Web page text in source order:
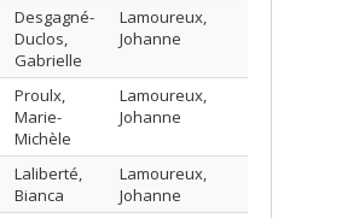
Desgagné-
Duclos,
Gabrielle
Lamoureux,
Johanne
Proulx,
Marie-
Michèle
Lamoureux,
Johanne
Laliberté,
Bianca
Lamoureux,
Johanne